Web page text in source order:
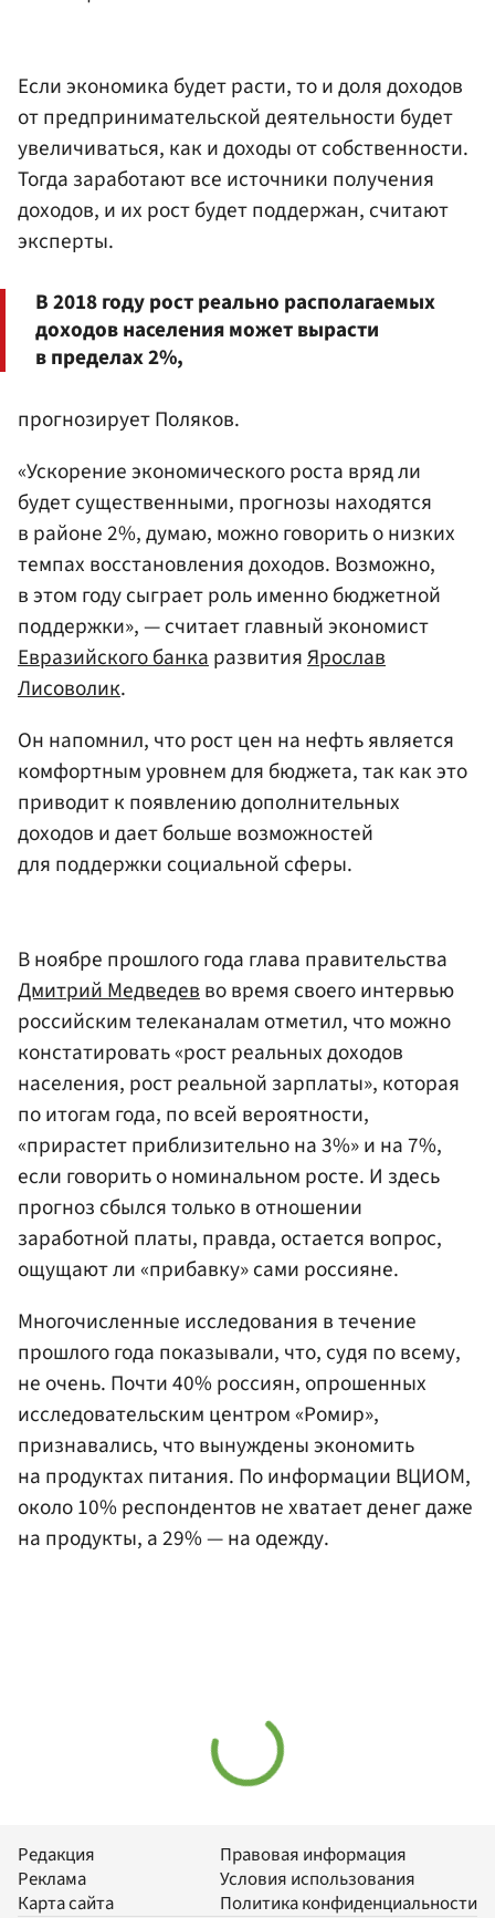
Если экономика будет расти, то и доля доходов
от предпринимательской деятельности будет
увеличиваться, как и доходы от собственности.
Тогда заработают все источники получения
доходов, и их рост будет поддержан, считают
эксперты.
В 2018 году рост реально располагаемых
доходов населения может вырасти
в пределах 2%,
прогнозирует Поляков.
«Ускорение экономического роста вряд ли
будет существенными, прогнозы находятся
в районе 2%, думаю, можно говорить о низких
темпах восстановления доходов. Возможно,
в этом году сыграет роль именно бюджетной
поддержки», — считает главный экономист
Евразийского банкаразвитияЯрослав
Лисоволик.
Он напомнил, что рост цен на нефть является
комфортным уровнем для бюджета, так как это
приводит к появлению дополнительных
доходов и дает больше возможностей
для поддержки социальной сферы.
В ноябре прошлого года глава правительства
Дмитрий Медведевво время своего интервью
российским телеканалам отметил, что можно
констатировать «рост реальных доходов
населения, рост реальной зарплаты», которая
по итогам года, по всей вероятности,
«прирастет приблизительно на 3%» и на 7%,
если говорить о номинальном росте. И здесь
прогноз сбылся только в отношении
заработной платы, правда, остается вопрос,
ощущают ли «прибавку» сами россияне.
Многочисленные исследования в течение
прошлого года показывали, что, судя по всему,
не очень. Почти 40% россиян, опрошенных
исследовательским центром «Ромир»,
признавались, что вынуждены экономить
на продуктах питания. По информации ВЦИОМ,
около 10% респондентов не хватает денег даже
на продукты, а 29% — на одежду.
Редакция
Реклама
Карта сайта
Правовая информация
Условия использования
Политика конфиденциальности